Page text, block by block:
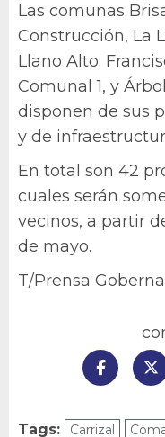
Las comunas
Construcción, La
Llano Alto;
Comunal 1, y
disponen de sus
y de
En total son 42
cuales serán
vecinos, a partir
de mayo.
T/Prensa
Tags: Carrizal